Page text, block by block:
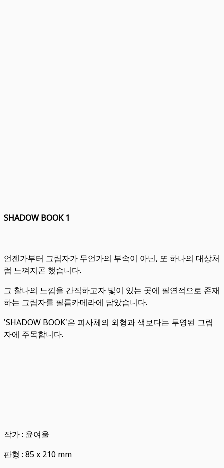
SHADOW BOOK 1
언젠가부터 그림자가 무언가의 부속이 아닌, 또 하나의 대상처
럼 느껴지곤 했습니다.
그 찰나의 느낌을 간직하고자 빛이 있는 곳에 필연적으로 존재
하는 그림자를 필름카메라에 담았습니다.
'SHADOW BOOK'은 피사체의 외형과 색보다는 투영된 그림
자에 주목합니다.
작가 : 윤여울
판형 : 85 x 210 mm